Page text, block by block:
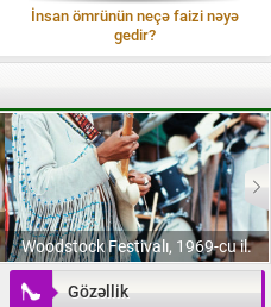
İnsan ömrünün neçə faizi nəyə
gedir?
Woodstock Festivalı, 1969-cu il.
Gözəllik